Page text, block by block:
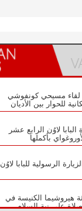
لقاء مسيحي كونفوشي
للحوار بين الأديان
البابا لاوُن الرابع عشر
بأكملها
الرسولية للبابا لاوُن
الـ ٨١ لحادثة هيروشيما الكنيسة في